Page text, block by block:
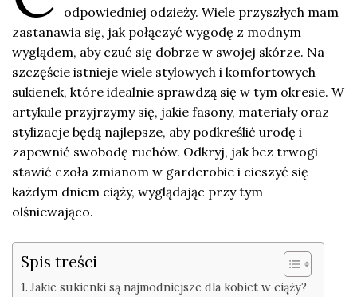
odpowiedniej odzieży. Wiele przyszłych mam
zastanawia się, jak połączyć wygodę z modnym
wyglądem, aby czuć się dobrze w swojej skórze. Na
szczęście istnieje wiele stylowych i komfortowych
sukienek, które idealnie sprawdzą się w tym okresie. W
artykule przyjrzymy się, jakie fasony, materiały oraz
stylizacje będą najlepsze, aby podkreślić urodę i
zapewnić swobodę ruchów. Odkryj, jak bez trwogi
stawić czoła zmianom w garderobie i cieszyć się
każdym dniem ciąży, wyglądając przy tym
olśniewająco.
Spis treści
Jakie sukienki są najmodniejsze dla kobiet w ciąży?